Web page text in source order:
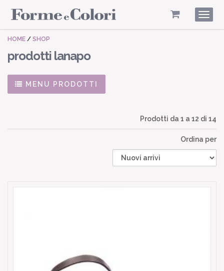
HOME / SHOP
prodotti lanapo
MENU PRODOTTI
Prodotti da 1 a 12 di 14
Ordina per